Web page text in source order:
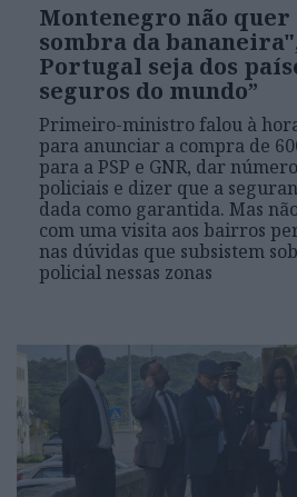
Montenegro não
sombra da
Portugal seja dos
seguros do mundo”
Primeiro-ministro falou à
para anunciar a compra de
para a PSP e GNR, dar
policiais e dizer que a
dada como garantida. Mas
com uma visita aos bairros
nas dúvidas que subsistem
policial nessas zonas